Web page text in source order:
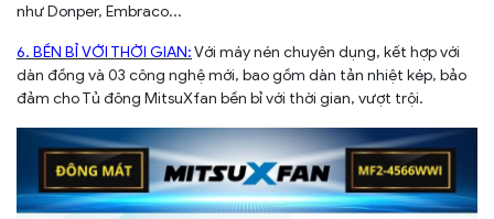
như Donper, Embraco...
6. BỀN BỈ VỚI THỜI GIAN:Với máy nén chuyên dụng, kết hợp với
dàn đồng và 03 công nghệ mới, bao gồm dàn tản nhiệt kép, bảo
đảm cho Tủ đông MitsuXfan bền bỉ với thời gian, vượt trội.